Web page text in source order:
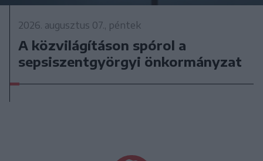
2026. augusztus 07., péntek
A közvilágításon spórol a
sepsiszentgyörgyi önkormányzat